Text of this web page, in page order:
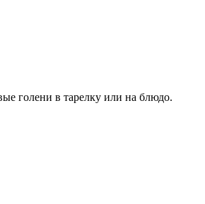
голени в тарелку или на блюдо.